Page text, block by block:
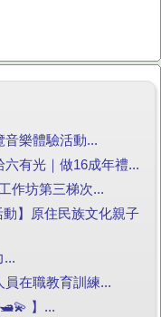
音樂體驗活動...
有光｜做16成年禮...
作坊第三梯次...
】原住民族文化親子
...
員在職教育訓練...
🛥️💫 】...